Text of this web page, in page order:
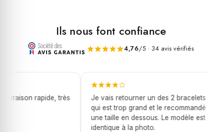
Ils nous font confiance
4,76/5 · 34 avis vérifiés
rapide, très
Je vais retourner un des 2 bracelets
qui est trop grand et le recommandé
une taille en dessous. Le modèle est
identique à la photo.